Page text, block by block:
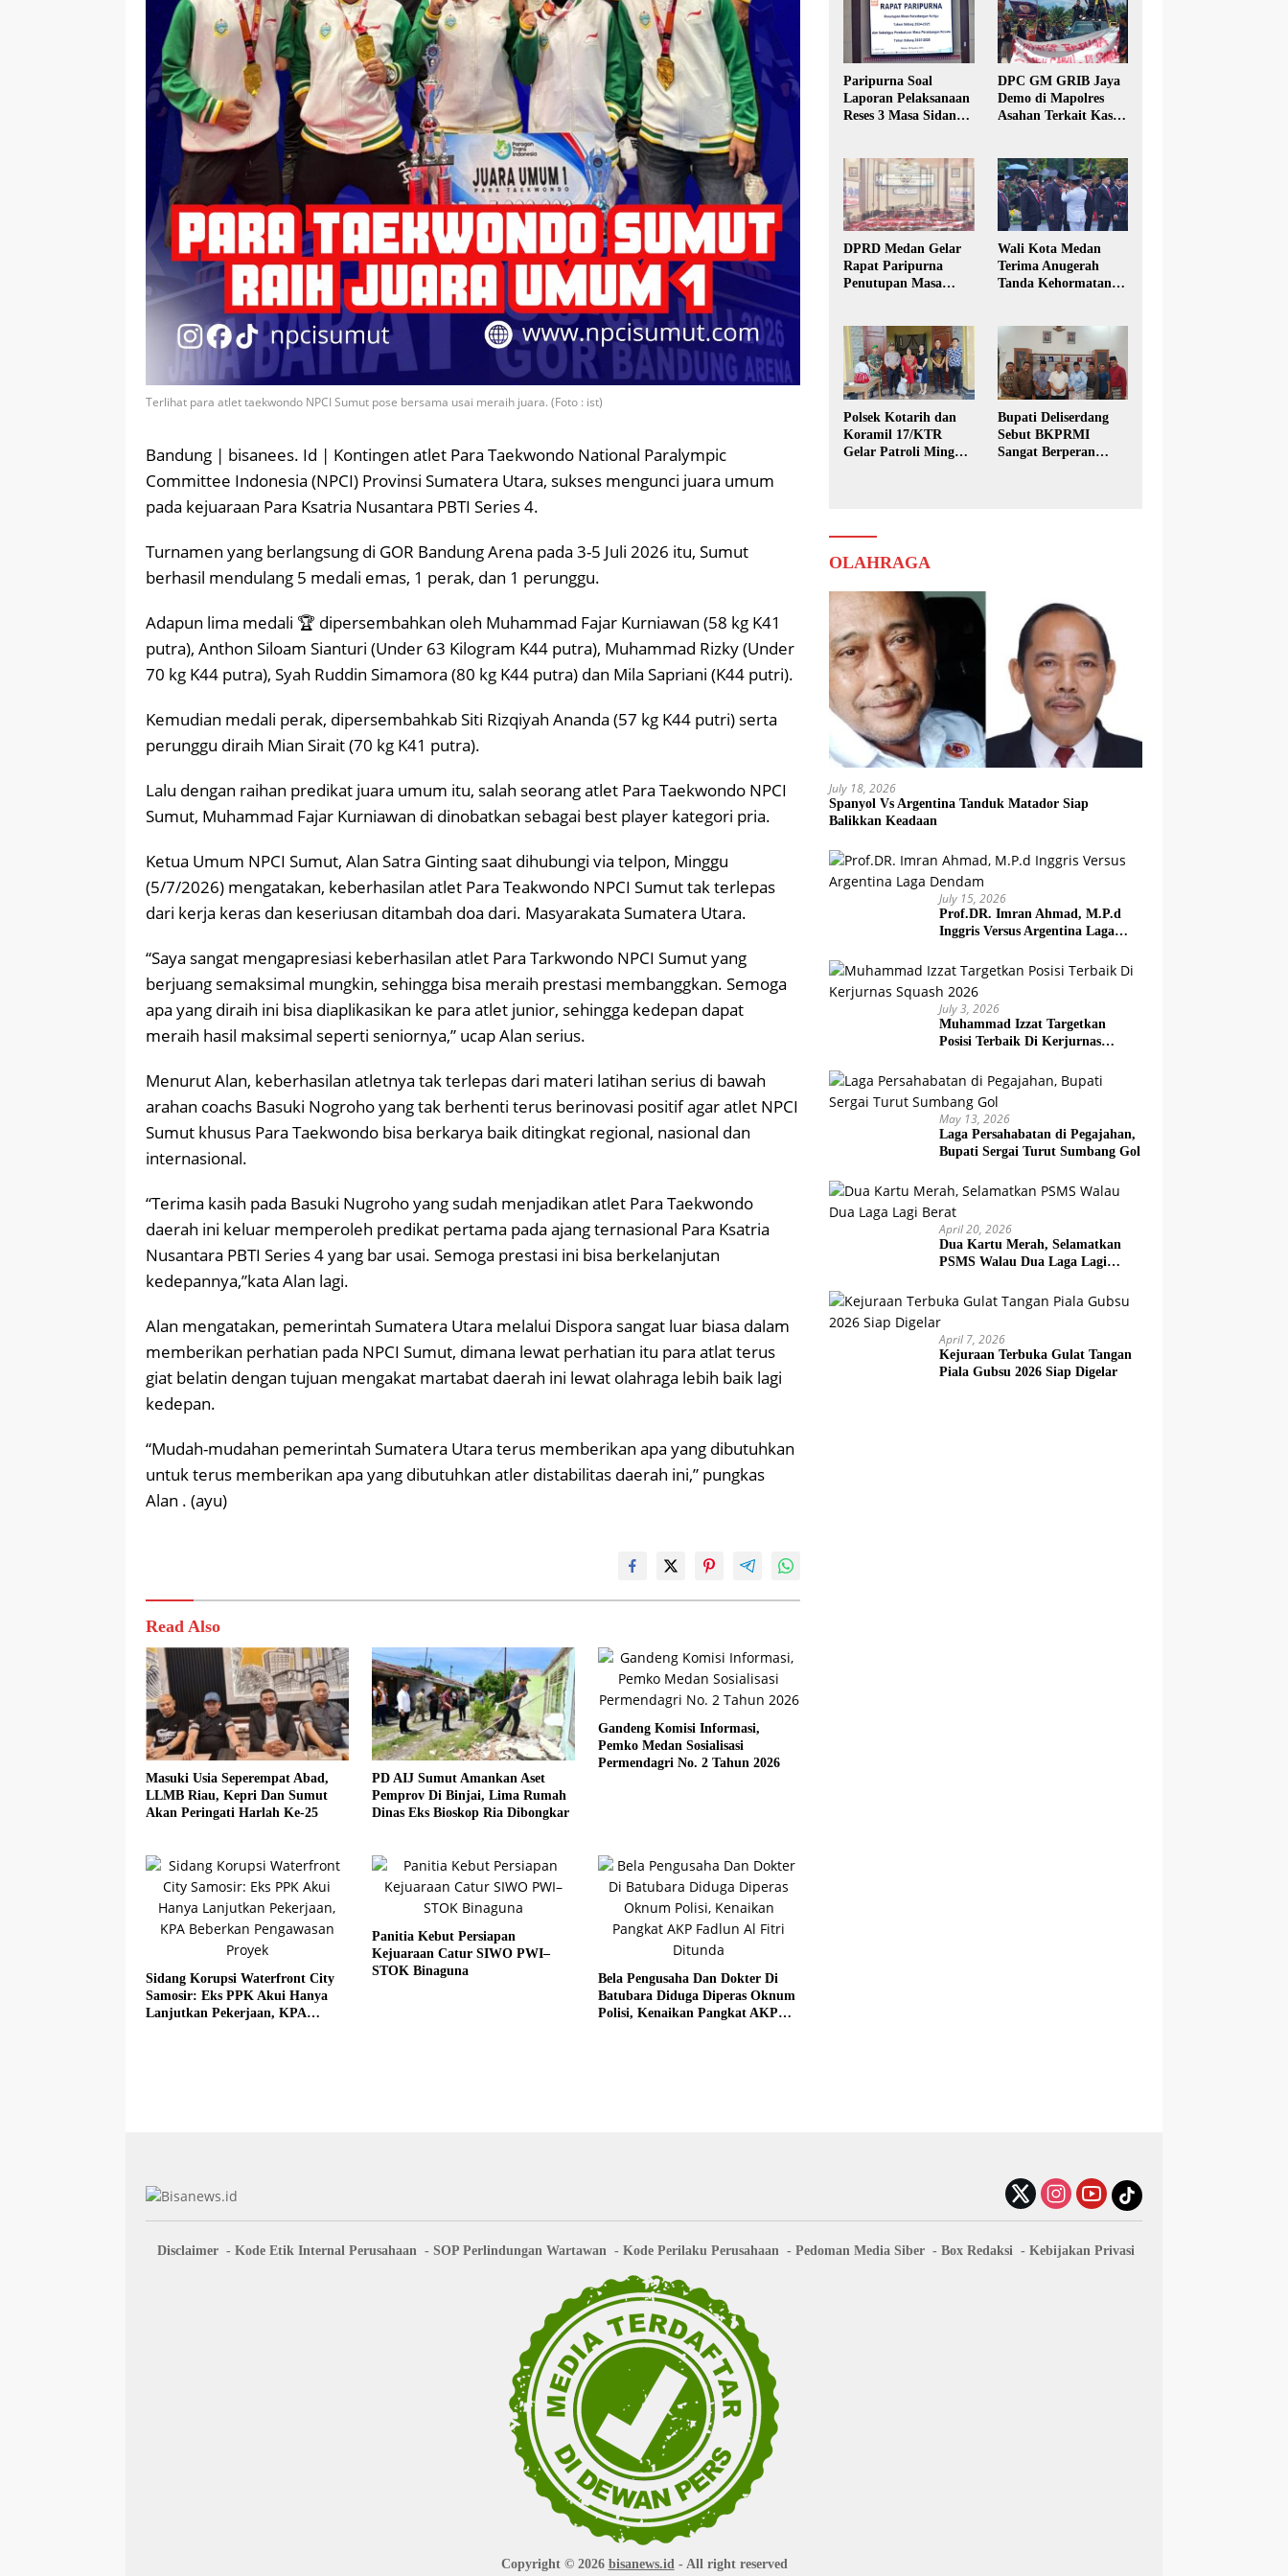
Terlihat para atlet taekwondo NPCI Sumut pose bersama usai meraih juara. (Foto : ist)
Bandung | bisanees. Id | Kontingen atlet Para Taekwondo National Paralympic
Committee Indonesia (NPCI) Provinsi Sumatera Utara, sukses mengunci juara umum
pada kejuaraan Para Ksatria Nusantara PBTI Series 4.
Turnamen yang berlangsung di GOR Bandung Arena pada 3-5 Juli 2026 itu, Sumut
berhasil mendulang 5 medali emas, 1 perak, dan 1 perunggu.
Adapun lima medali 🏆 dipersembahkan oleh Muhammad Fajar Kurniawan (58 kg K41
putra), Anthon Siloam Sianturi (Under 63 Kilogram K44 putra), Muhammad Rizky (Under
70 kg K44 putra), Syah Ruddin Simamora (80 kg K44 putra) dan Mila Sapriani (K44 putri).
Kemudian medali perak, dipersembahkab Siti Rizqiyah Ananda (57 kg K44 putri) serta
perunggu diraih Mian Sirait (70 kg K41 putra).
Lalu dengan raihan predikat juara umum itu, salah seorang atlet Para Taekwondo NPCI
Sumut, Muhammad Fajar Kurniawan di dinobatkan sebagai best player kategori pria.
Ketua Umum NPCI Sumut, Alan Satra Ginting saat dihubungi via telpon, Minggu
(5/7/2026) mengatakan, keberhasilan atlet Para Teakwondo NPCI Sumut tak terlepas
dari kerja keras dan keseriusan ditambah doa dari. Masyarakata Sumatera Utara.
“Saya sangat mengapresiasi keberhasilan atlet Para Tarkwondo NPCI Sumut yang
berjuang semaksimal mungkin, sehingga bisa meraih prestasi membanggkan. Semoga
apa yang diraih ini bisa diaplikasikan ke para atlet junior, sehingga kedepan dapat
meraih hasil maksimal seperti seniornya,” ucap Alan serius.
Menurut Alan, keberhasilan atletnya tak terlepas dari materi latihan serius di bawah
arahan coachs Basuki Nogroho yang tak berhenti terus berinovasi positif agar atlet NPCI
Sumut khusus Para Taekwondo bisa berkarya baik ditingkat regional, nasional dan
internasional.
“Terima kasih pada Basuki Nugroho yang sudah menjadikan atlet Para Taekwondo
daerah ini keluar memperoleh predikat pertama pada ajang ternasional Para Ksatria
Nusantara PBTI Series 4 yang bar usai. Semoga prestasi ini bisa berkelanjutan
kedepannya,”kata Alan lagi.
Alan mengatakan, pemerintah Sumatera Utara melalui Dispora sangat luar biasa dalam
memberikan perhatian pada NPCI Sumut, dimana lewat perhatian itu para atlat terus
giat belatin dengan tujuan mengakat martabat daerah ini lewat olahraga lebih baik lagi
kedepan.
“Mudah-mudahan pemerintah Sumatera Utara terus memberikan apa yang dibutuhkan
untuk terus memberikan apa yang dibutuhkan atler distabilitas daerah ini,” pungkas
Alan . (ayu)
Read Also
Masuki Usia Seperempat Abad,
LLMB Riau, Kepri Dan Sumut
Akan Peringati Harlah Ke-25
PD AIJ Sumut Amankan Aset
Pemprov Di Binjai, Lima Rumah
Dinas Eks Bioskop Ria Dibongkar
Gandeng Komisi Informasi,
Pemko Medan Sosialisasi
Permendagri No. 2 Tahun 2026
Sidang Korupsi Waterfront City
Samosir: Eks PPK Akui Hanya
Lanjutkan Pekerjaan, KPA
Panitia Kebut Persiapan
Kejuaraan Catur SIWO PWI–
STOK Binaguna
Bela Pengusaha Dan Dokter Di
Batubara Diduga Diperas Oknum
Polisi, Kenaikan Pangkat AKP
Paripurna Soal
Laporan Pelaksanaan
Reses 3 Masa Sidang
DPC GM GRIB Jaya
Demo di Mapolres
Asahan Terkait Kasus
DPRD Medan Gelar
Rapat Paripurna
Penutupan Masa
Wali Kota Medan
Terima Anugerah
Tanda Kehormatan
Polsek Kotarih dan
Koramil 17/KTR
Gelar Patroli Minggu
Bupati Deliserdang
Sebut BKPRMI
Sangat Berperan
OLAHRAGA
July 18, 2026
Spanyol Vs Argentina Tanduk Matador Siap
Balikkan Keadaan
July 15, 2026
Prof.DR. Imran Ahmad, M.P.d
Inggris Versus Argentina Laga
July 3, 2026
Muhammad Izzat Targetkan
Posisi Terbaik Di Kerjurnas
May 13, 2026
Laga Persahabatan di Pegajahan,
Bupati Sergai Turut Sumbang Gol
April 20, 2026
Dua Kartu Merah, Selamatkan
PSMS Walau Dua Laga Lagi
April 7, 2026
Kejuraan Terbuka Gulat Tangan
Piala Gubsu 2026 Siap Digelar
Disclaimer Kode Etik Internal Perusahaan SOP Perlindungan Wartawan Kode Perilaku Perusahaan Pedoman Media Siber Box Redaksi Kebijakan Privasi
Copyright © 2026 bisanews.id - All right reserved